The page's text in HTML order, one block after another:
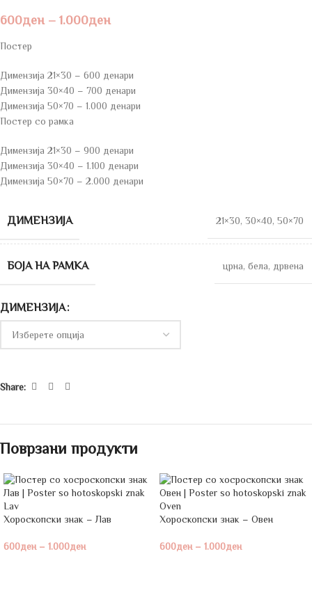
600ден– 1.000ден
Постер
Димензија 21×30 – 600 денари
Димензија 30×40 – 700 денари
Димензија 50×70 – 1.000 денари
Постер со рамка
Димензија 21×30 – 900 денари
Димензија 30×40 – 1.100 денари
Димензија 50×70 – 2.000 денари
ДИМЕНЗИЈА 21×30, 30×40, 50×70
БОЈА НА РАМКА црна, бела, дрвена
ДИМЕНЗИЈА
Share:
Поврзани продукти
Хороскопски знак – Лав
600ден– 1.000ден
Хороскопски знак – Овен
600ден– 1.000ден